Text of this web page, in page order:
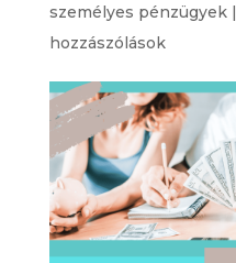
személyes pénzügyek|
hozzászólások